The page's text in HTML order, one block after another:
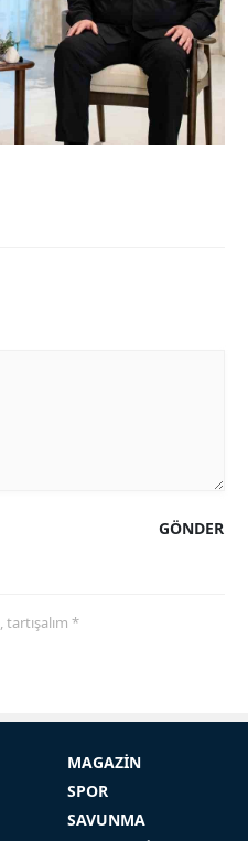
GÖNDER
*
MAGAZİN
SPOR
SAVUNMA